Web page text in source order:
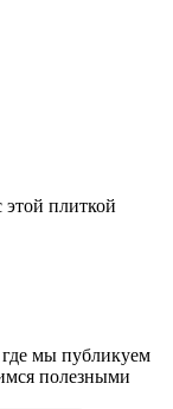
плиткой
мы публикуем
полезными